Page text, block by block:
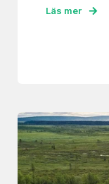
Läs mer